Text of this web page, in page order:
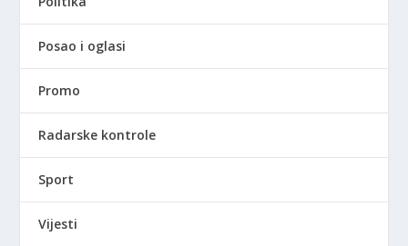
Posao i oglasi
Promo
Radarske kontrole
Sport
Vijesti